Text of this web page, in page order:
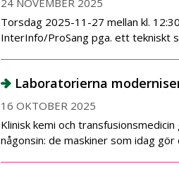
24 NOVEMBER 2025
Torsdag 2025-11-27 mellan kl.
InterInfo/ProSang pga. ett tekniskt
Laboratorierna
16 OKTOBER 2025
Klinisk kemi och
någonsin: de maskiner som idag